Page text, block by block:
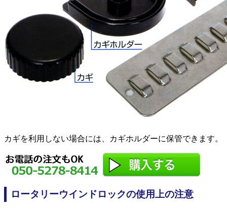
カギを利用しない場合には、カギホルダーに保管できます。
ロータリーウインドロックの使用上の注意